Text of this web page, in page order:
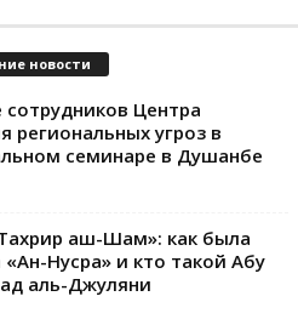
новости
сотрудников Центра
региональных угроз в
семинаре в Душанбе
аш-Шам»: как была
«Ан-Нусра» и кто такой Абу
аль-Джуляни